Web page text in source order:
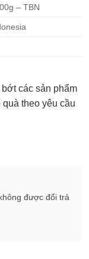
– TBN
các sản phẩm
theo yêu cầu
được đổi trả